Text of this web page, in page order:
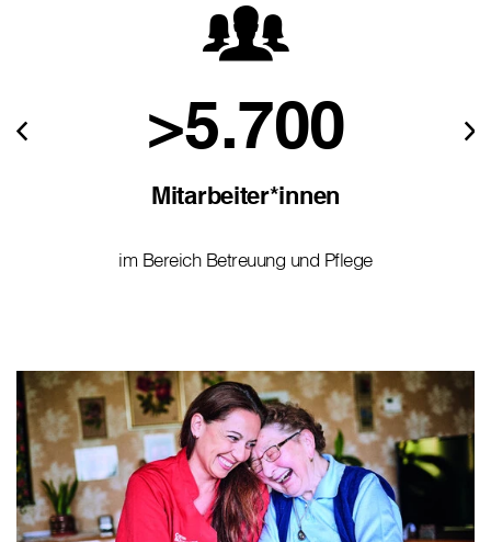
>5.700
Mitarbeiter*innen
im Bereich Betreuung und Pflege